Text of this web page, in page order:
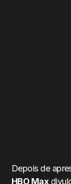
Depois de
HBO Max